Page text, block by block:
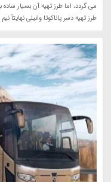
می گردد، اما طرز تهیه آن بسیار
طرز تهیه دسر پاناکوتا وانیلی